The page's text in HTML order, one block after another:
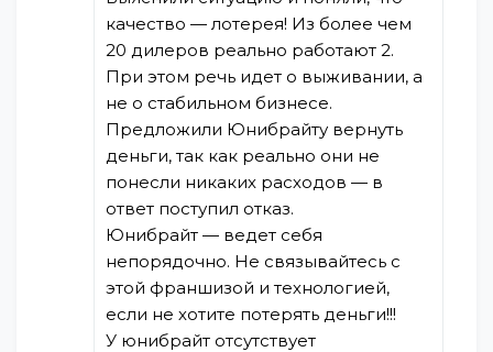
качество — лотерея! Из более чем
20 дилеров реально работают 2.
При этом речь идет о выживании, а
не о стабильном бизнесе.
Предложили Юнибрайту вернуть
деньги, так как реально они не
понесли никаких расходов — в
ответ поступил отказ.
Юнибрайт — ведет себя
непорядочно. Не связывайтесь с
этой франшизой и технологией,
если не хотите потерять деньги!!!
У юнибрайт отсутствует